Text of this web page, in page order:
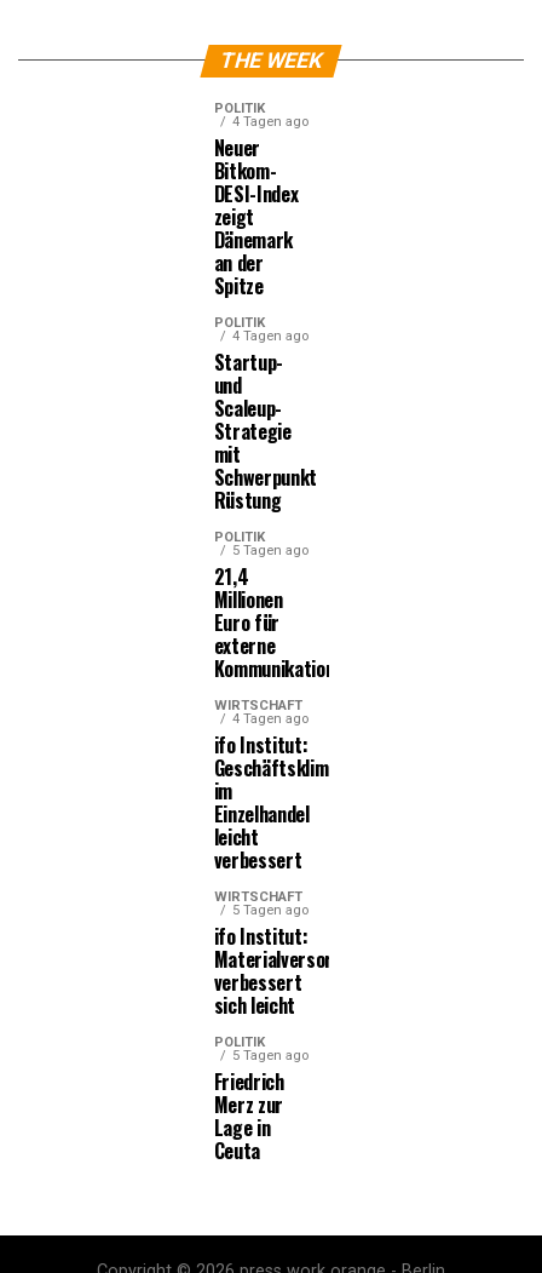
THE WEEK
POLITIK
4 Tagen ago
Neuer
Bitkom-
DESI-Index
zeigt
Dänemark
an der
Spitze
POLITIK
4 Tagen ago
Startup-
und
Scaleup-
Strategie
mit
Schwerpunkt
Rüstung
POLITIK
5 Tagen ago
21,4
Millionen
Euro für
externe
Kommunikationsleistungen
WIRTSCHAFT
4 Tagen ago
ifo Institut:
Geschäftsklima
im
Einzelhandel
leicht
verbessert
WIRTSCHAFT
5 Tagen ago
ifo Institut:
Materialversorgung
verbessert
sich leicht
POLITIK
5 Tagen ago
Friedrich
Merz zur
Lage in
Ceuta